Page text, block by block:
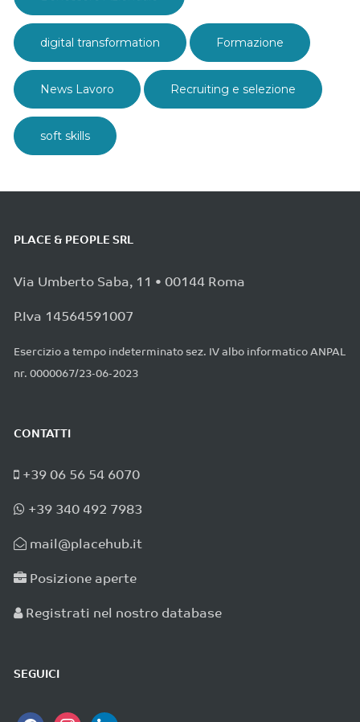
digital transformation Formazione
News Lavoro Recruiting e selezione
soft skills
PLACE & PEOPLE SRL
Via Umberto Saba, 11 • 00144 Roma
P.Iva 14564591007
Esercizio a tempo indeterminato sez. IV albo informatico ANPAL
nr. 0000067/23-06-2023
CONTATTI
+39 06 56 54 6070
+39 340 492 7983
mail@placehub.it
Posizione aperte
Registrati nel nostro database
SEGUICI